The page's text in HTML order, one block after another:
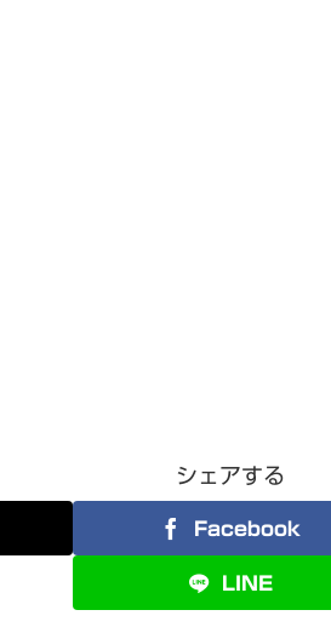
シェアする
Facebook
LINE